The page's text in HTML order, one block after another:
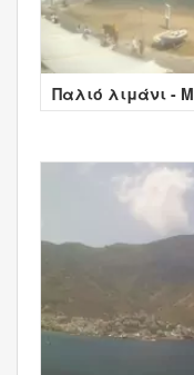
Παλιό λιμάνι -